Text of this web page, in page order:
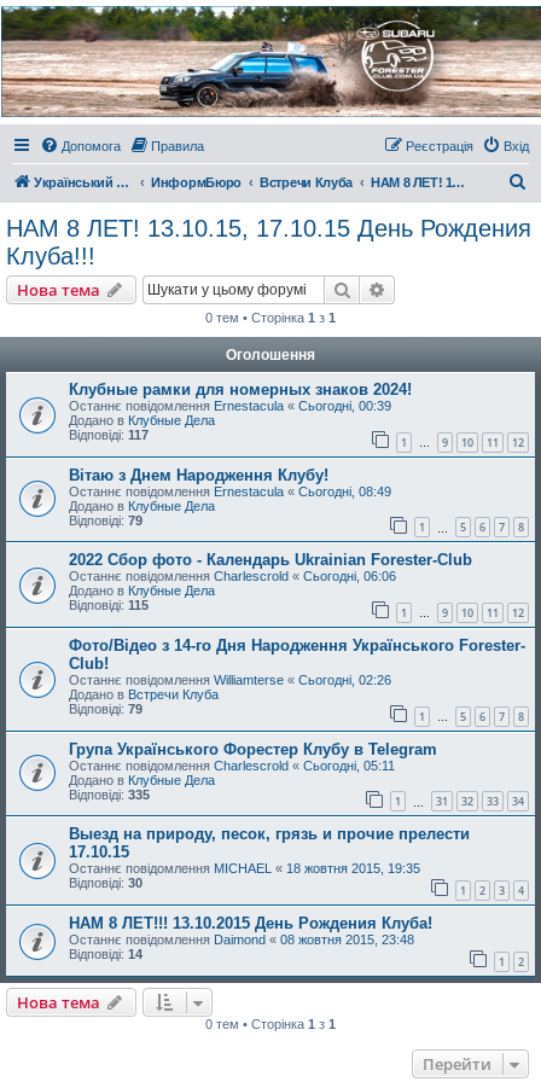
Украинский Форестер
Клуб
Всеукраинский клуб владельцев Subaru Forester. Клубные покатушки на природе и
еженедельные встречи, скидки от партнеров и просто много общения с друзьями.
Присоединяйтесь. Think. Feel. Drive.
Допомога
Правила Вхід
Реєстрація
Український Форестер Клуб ИнформБюро Встречи Клуба НАМ 8 ЛЕТ! 13.10.15, 17.10.15 День Рождения Клуба!!!
ш
НАМ 8 ЛЕТ! 13.10.15, 17.10.15 День Рождения
Клуба!!!
Нова тема Пошук
0 тем • Сторінка 1 з 1
Оголошення
Клубные рамки для номерных знаков 2024!
Останнє повідомлення Ernestacula « Сьогодні, 00:39
Додано в Клубные Дела
Відповіді: 117 1 … 9 10 11 12
Вітаю з Днем Народження Клубу!
Останнє повідомлення Ernestacula « Сьогодні, 08:49
Додано в Клубные Дела
Відповіді: 79 1 5 6 7 8
2022 Сбор фото - Календарь Ukrainian Forester-Club
Останнє повідомлення Charlescrold « Сьогодні, 06:06
Додано в Клубные Дела
Відповіді: 115 1 … 9 10 11 12
Фото/Відео з 14-го Дня Народження Українського Forester-
Club!
Останнє повідомлення Williamterse « Сьогодні, 02:26
Додано в Встречи Клуба
Відповіді: 79 1 … 5 6 7 8
Група Українського Форестер Клубу в Telegram
Останнє повідомлення Charlescrold « Сьогодні, 05:11
Додано в Клубные Дела
Відповіді: 335 1 31 32 33 34
Выезд на природу, песок, грязь и прочие прелести
17.10.15
Останнє повідомлення MICHAEL « 18 жовтня 2015, 19:35
Відповіді: 30 1 2 3 4
НАМ 8 ЛЕТ!!! 13.10.2015 День Рождения Клуба!
Останнє повідомлення Daimond « 08 жовтня 2015, 23:48
Відповіді: 14 1 2
Нова тема
0 тем • Сторінка 1 з 1
Перейти